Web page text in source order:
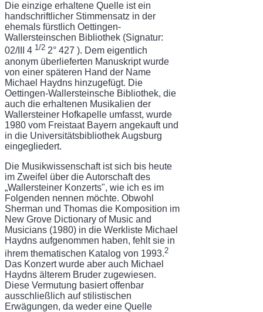
Die einzige erhaltene Quelle ist ein
handschriftlicher Stimmensatz in der
ehemals fürst­lich Oettingen-
Wallersteinschen Bibliothek (Signatur:
02/III 4 1/2 2° 427 ). Dem eigentlich
anonym überlieferten Manuskript wurde
von einer späteren Hand der Name
Michael Haydns hinzugefügt. Die
Oettingen-Wallersteinsche Bibliothek, die
auch die erhaltenen Musika­lien der
Wallersteiner Hofkapelle umfasst, wurde
1980 vom Freistaat Bayern angekauft und
in die Universitätsbibliothek Augsburg
eingegliedert.
Die Musikwissenschaft ist sich bis heute
im Zweifel über die Autorschaft des
„Waller­steiner Konzerts", wie ich es im
Folgenden nennen möchte. Obwohl
Sherman und Thomas die Komposition im
New Grove Dictionary of Music and
Musicians (1980) in die Werk­liste Michael
Haydns aufgenommen haben, fehlt sie in
ihrem thematischen Katalog von 1993.2
Das Konzert wurde aber auch Michael
Haydns älterem Bruder zugewiesen.
Diese Vermutung basiert offenbar
ausschließlich auf stilistischen
Erwägungen, da weder eine Quelle